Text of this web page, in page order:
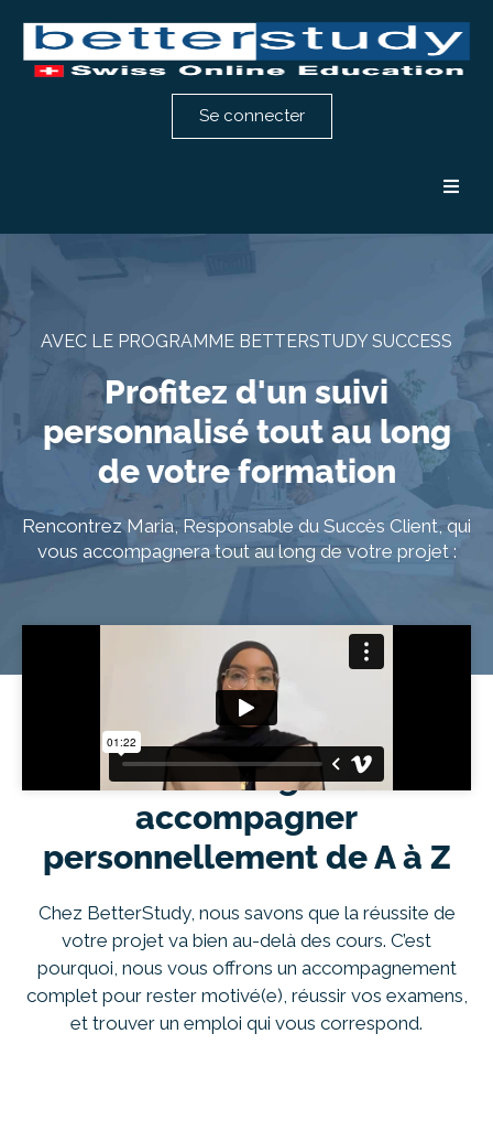
Formation comptabilité
Témoignages
À propos
Entretien conseil
Se connecter
AVEC LE PROGRAMME BETTERSTUDY SUCCESS
Profitez d'un suivi
personnalisé tout au long
de votre formation
Rencontrez Maria, Responsable du Succès Client, qui
vous accompagnera tout au long de votre projet :
Le seul institut de
formation en ligne à vous
accompagner
personnellement de A à Z
Chez BetterStudy, nous savons que la réussite de
votre projet va bien au-delà des cours. C’est
pourquoi, nous vous offrons un accompagnement
complet pour rester motivé(e), réussir vos examens,
et trouver un emploi qui vous correspond.